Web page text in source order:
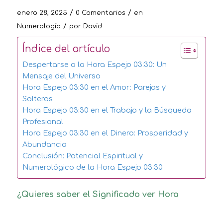
enero 28, 2025 / 0 Comentarios / en
Numerología / por David
Índice del artículo
Despertarse a la Hora Espejo 03:30: Un
Mensaje del Universo
Hora Espejo 03:30 en el Amor: Parejas y
Solteros
Hora Espejo 03:30 en el Trabajo y la Búsqueda
Profesional
Hora Espejo 03:30 en el Dinero: Prosperidad y
Abundancia
Conclusión: Potencial Espiritual y
Numerológico de la Hora Espejo 03:30
¿Quieres saber el Significado ver Hora